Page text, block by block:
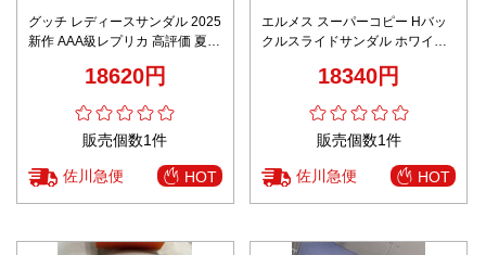
グッチ レディースサンダル 2025
新作 AAA級レプリカ 高評価 夏服
18620円
販売個数1件
佐川急便 HOT
エルメス スーパーコピー Hバッ
クルスライドサンダル ホワイト
18340円
販売個数1件
佐川急便 HOT